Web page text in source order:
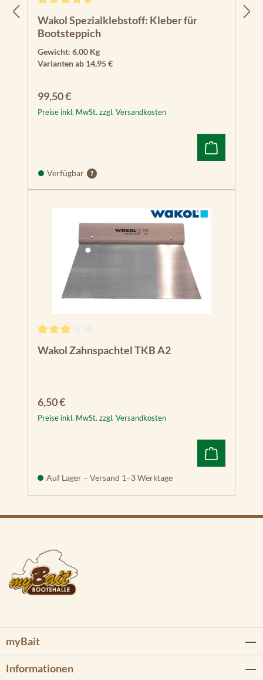
Durchschnittliche Bewertung von 4.82 von 5 Sternen
Wakol Spezialklebstoff: Kleber für
Bootsteppich
Gewicht: 6.00 Kg
Varianten ab 14,95 €
Regulärer Preis:
99,50 €
Preise inkl. MwSt. zzgl. Versandkosten
Verfügbar
Wakol Zahnspachtel TKB A2
Regulärer Preis:
6,50 €
Preise inkl. MwSt. zzgl. Versandkosten
Auf Lager – Versand 1–3 Werktage
myBait
Informationen